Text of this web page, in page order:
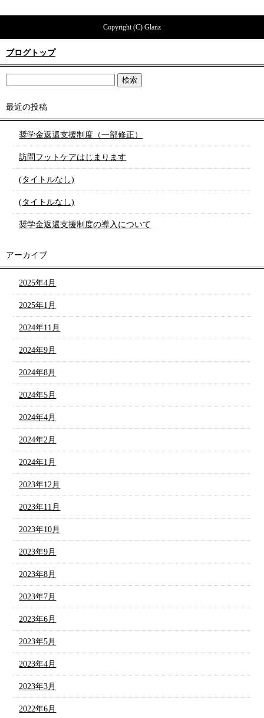
Copyright (C) Glanz
ブログトップ
最近の投稿
奨学金返還支援制度（一部修正）
訪問フットケアはじまります
(タイトルなし)
(タイトルなし)
奨学金返還支援制度の導入について
アーカイブ
2025年4月
2025年1月
2024年11月
2024年9月
2024年8月
2024年5月
2024年4月
2024年2月
2024年1月
2023年12月
2023年11月
2023年10月
2023年9月
2023年8月
2023年7月
2023年6月
2023年5月
2023年4月
2023年3月
2022年6月